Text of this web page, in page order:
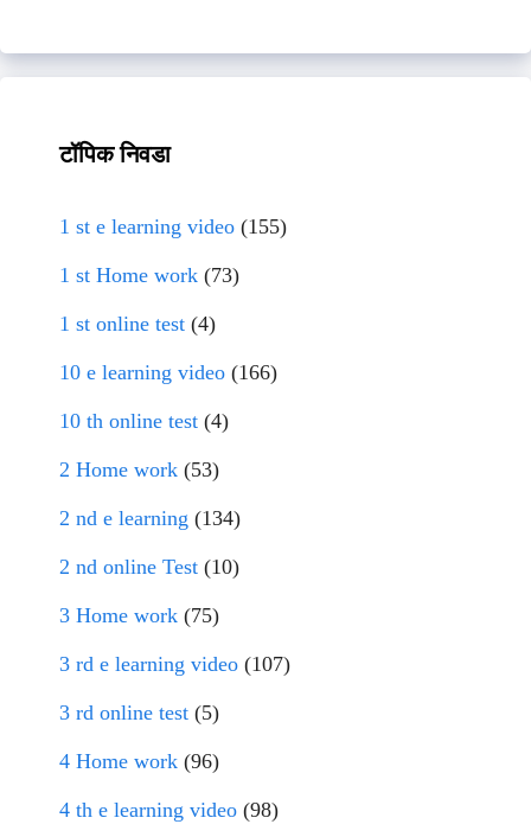
टॉपिक निवडा
1 st e learning video (155)
1 st Home work (73)
1 st online test (4)
10 e learning video (166)
10 th online test (4)
2 Home work (53)
2 nd e learning (134)
2 nd online Test (10)
3 Home work (75)
3 rd e learning video (107)
3 rd online test (5)
4 Home work (96)
4 th e learning video (98)